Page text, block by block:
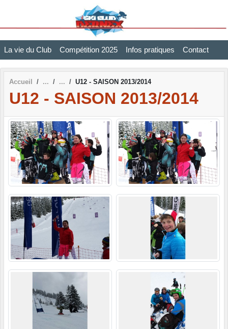
La vie du Club Compétition 2025 Infos pratiques Contact
Accueil U12 - SAISON 2013/2014
U12 - SAISON 2013/2014
Panneau de gestion des cookies